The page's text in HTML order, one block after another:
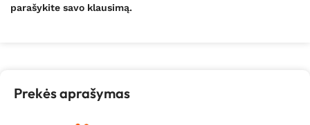
parašykite savo klausimą.
Prekės aprašymas